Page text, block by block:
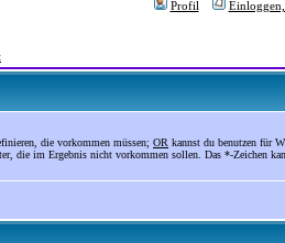
Profil
die vorkommen müssen; OR kannst du benutzen für
die im Ergebnis nicht vorkommen sollen. Das *-Zeichen